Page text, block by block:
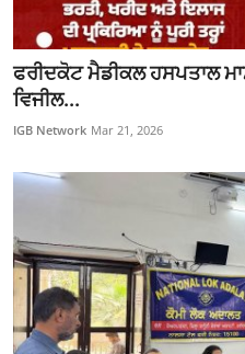
ਫਰੀਦਕੋਟ ਮੈਡੀਕਲ ਹਸਪਤਾਲ
ਵਿਜੀਲ...
IGB Network Mar 21, 2026